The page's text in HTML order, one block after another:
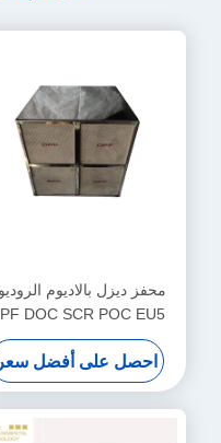
محفز ديزل بالاديوم
DOC SCR POC EU5
EU6 أربعة في وحدة واحدة
احصل على أفضل سعر